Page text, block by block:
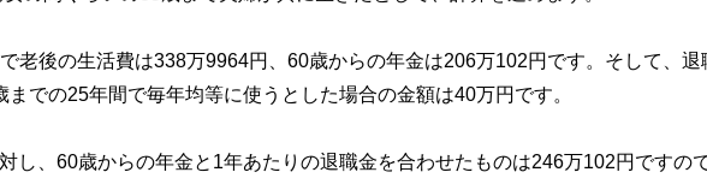
老後の生活費は338万9964円、60歳からの年金は206万102円です。そして、退
での25年間で毎年均等に使うとした場合の金額は40万円です。
し、60歳からの年金と1年あたりの退職金を合わせたものは246万102円ですの